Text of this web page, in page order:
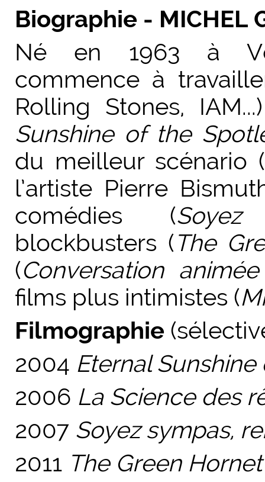
Biographie - MICHEL
Né en 1963 à
commence à
Rolling Stones,
Sunshine of the
du meilleur scénario
l’artiste Pierre
comédies (
blockbusters (The
(Conversation
films plus intimistes (
Filmographie
2004 Eternal
2006 La Science des
2007 Soyez sympas,
2011 The Green Hornet